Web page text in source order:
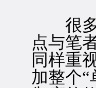
很多
点与笔
同样重
加整个